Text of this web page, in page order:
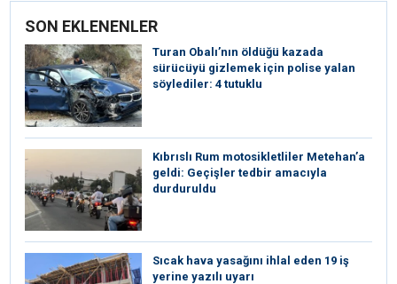
SON EKLENENLER
Turan Obalı’nın öldüğü kazada
sürücüyü gizlemek için polise yalan
söylediler: 4 tutuklu
Kıbrıslı Rum motosikletliler Metehan’a
geldi: Geçişler tedbir amacıyla
durduruldu
Sıcak hava yasağını ihlal eden 19 iş
yerine yazılı uyarı